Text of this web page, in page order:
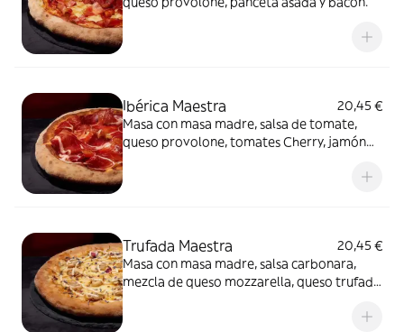
Ibérica Maestra
20,45 €
Masa con masa madre, salsa de tomate,
queso provolone, tomates Cherry, jamón
Trufada Maestra
20,45 €
Masa con masa madre, salsa carbonara,
mezcla de queso mozzarella, queso trufado